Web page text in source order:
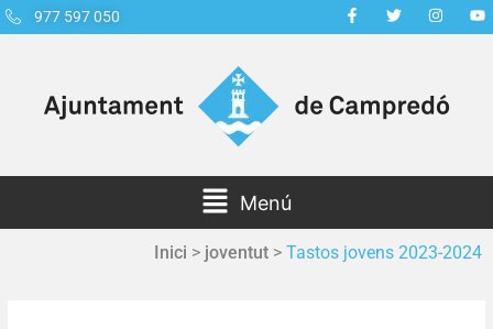
977 597 050
Menú
Inici > joventut > Tastos jovens 2023-2024